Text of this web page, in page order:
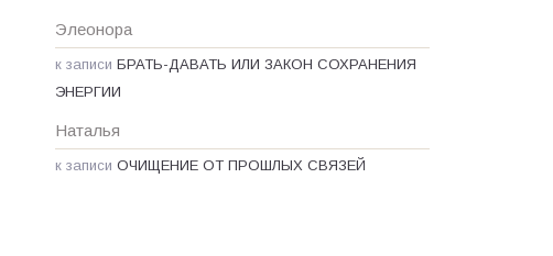
Элеонора
к записи БРАТЬ-ДАВАТЬ ИЛИ ЗАКОН СОХРАНЕНИЯ
ЭНЕРГИИ
Наталья
к записи ОЧИЩЕНИЕ ОТ ПРОШЛЫХ СВЯЗЕЙ